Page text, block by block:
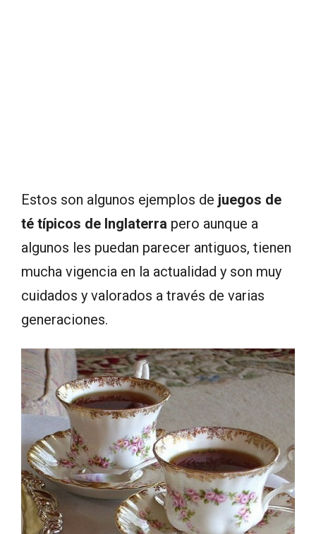
Estos son algunos ejemplos de juegos de
té típicos de Inglaterra pero aunque a
algunos les puedan parecer antiguos, tienen
mucha vigencia en la actualidad y son muy
cuidados y valorados a través de varias
generaciones.